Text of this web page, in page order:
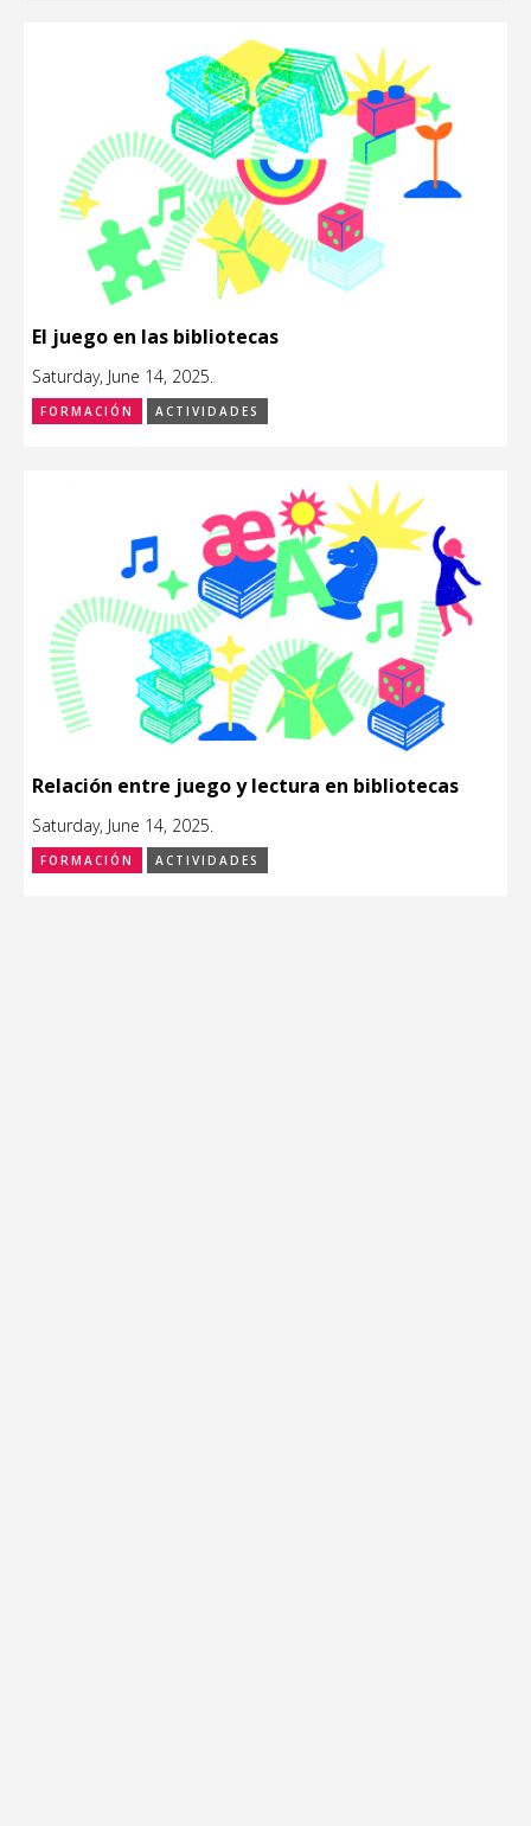
El juego en las bibliotecas
Saturday, June 14, 2025.
FORMACIÓN ACTIVIDADES
Relación entre juego y lectura en bibliotecas
Saturday, June 14, 2025.
FORMACIÓN ACTIVIDADES